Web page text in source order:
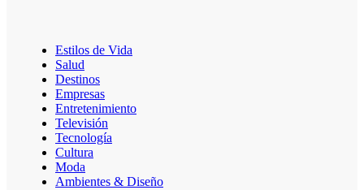
Estilos de Vida
Salud
Destinos
Empresas
Entretenimiento
Televisión
Tecnología
Cultura
Moda
Ambientes & Diseño